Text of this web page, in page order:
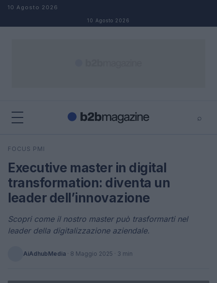
Salta al contenuto
10 Agosto 2026
10 Agosto 2026
⌕
Cerca
FOCUS PMI
Executive master in digital
transformation: diventa un
leader dell’innovazione
Scopri come il nostro master può trasformarti nel
leader della digitalizzazione aziendale.
AiAdhubMedia · 8 Maggio 2025 · 3 min